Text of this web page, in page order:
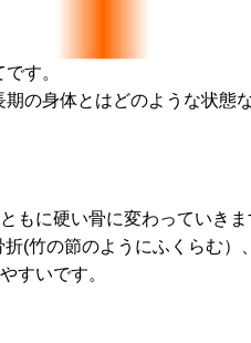
す。
の身体とはどのような状態
もに硬い骨に変わっていきま
(竹の節のようにふくらむ）
すいです。